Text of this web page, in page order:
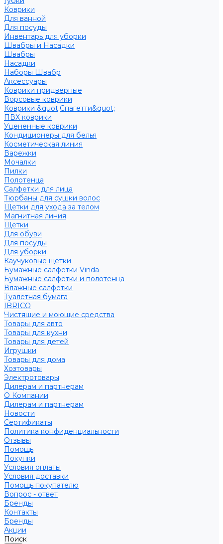
Коврики
Для ванной
Для посуды
Инвентарь для уборки
Швабры и Насадки
Швабры
Насадки
Наборы Швабр
Аксессуары
Коврики придверные
Ворсовые коврики
Коврики &quot;Спагетти&quot;
ПВХ коврики
Уцененные коврики
Кондиционеры для белья
Косметическая линия
Варежки
Мочалки
Пилки
Полотенца
Салфетки для лица
Тюрбаны для сушки волос
Щетки для ухода за телом
Магнитная линия
Щетки
Для обуви
Для посуды
Для уборки
Каучуковые щетки
Бумажные салфетки Vinda
Бумажные салфетки и полотенца
Влажные салфетки
Туалетная бумага
IBRICO
Чистящие и моющие средства
Товары для авто
Товары для кухни
Товары для детей
Игрушки
Товары для дома
Хозтовары
Электротовары
Дилерам и партнерам
О Компании
Дилерам и партнерам
Новости
Сертификаты
Политика конфиденциальности
Отзывы
Помощь
Покупки
Условия оплаты
Условия доставки
Помощь покупателю
Вопрос - ответ
Бренды
Контакты
Бренды
Акции
Поиск